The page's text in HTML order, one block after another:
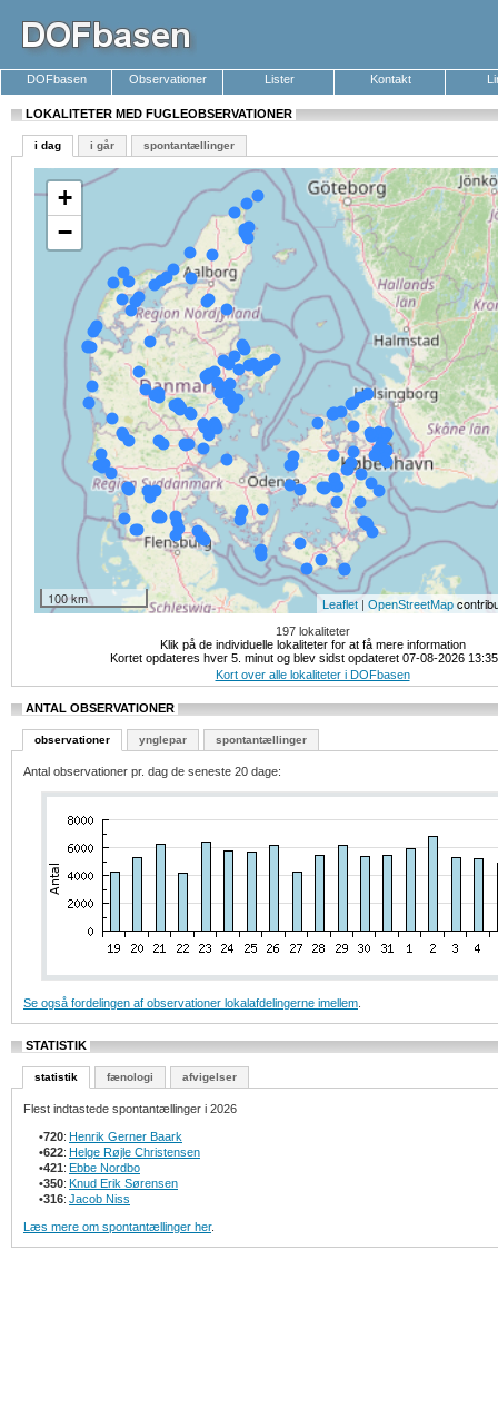
DOFbasen Observationer Lister Kontakt
LOKALITETER MED FUGLEOBSERVATIONER
i dag i går spontantællinger
+
−
100 km Leaflet | OpenStreetMap
197 lokaliteter
Klik på de individuelle lokaliteter for at få mere information
Kortet opdateres hver 5. minut og blev sidst opdateret 07-08-2026
Kort over alle lokaliteter i DOFbasen
ANTAL OBSERVATIONER
observationer ynglepar spontantællinger
Antal observationer pr. dag de seneste 20 dage:
Se også fordelingen af observationer lokalafdelingerne imellem
STATISTIK
statistik fænologi afvigelser
Flest indtastede spontantællinger i 2026
•720: Henrik Gerner Baark
•622: Helge Røjle Christensen
•421: Ebbe Nordbo
•350: Knud Erik Sørensen
•316: Jacob Niss
Læs mere om spontantællinger her.